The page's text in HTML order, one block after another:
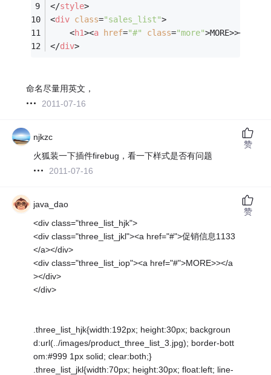
</style>
<div class="sales_list">
<h1><a href="#" class="more">MORE>></
</div>
命名尽量用英文，
2011-07-16
njkzc
火狐装一下插件firebug，看一下样式是否有问题
2011-07-16
赞
java_dao
<div class="three_list_hjk">
<div class="three_list_jkl"><a href="#">促销信息1133
</a></div>
<div class="three_list_iop"><a href="#">MORE>></a
></div>
</div>
.three_list_hjk{width:192px; height:30px; backgroun
d:url(../images/product_three_list_3.jpg); border-bott
om:#999 1px solid; clear:both;}
.three_list_jkl{width:70px; height:30px; float:left; line-
赞